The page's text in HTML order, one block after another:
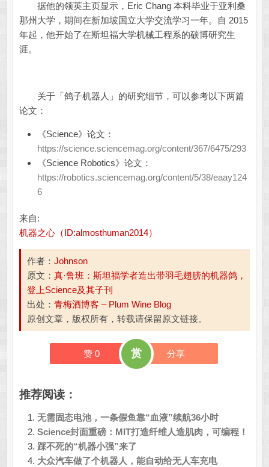
据他的领英主页显示，Eric Chang 本科毕业于亚利桑
那州大学，期间在新加坡国立大学交流学习一年。自 2015
年起，他开始了在斯坦福大学机械工程系的硕博研究生
涯。
关于「鸽子机器人」的研究细节，可以参考以下两篇
论文：
《Science》论文：
https://science.sciencemag.org/content/367/6475/293
《Science Robotics》论文：
https://robotics.sciencemag.org/content/5/38/eaay124
6
来自:
机器之心（ID:almosthuman2014）
作者： Johnson
原文： 真·鲁班：斯坦福学者造出带羽毛翅膀的机器鸽，
登上Science及其子刊
出处： 青梅酒博客 – Plum Wine Blog
原创文章，版权所有，转载请保留原文链接。
赞 0 赏 分享
推荐阅读：
无需固态电池，一条假鱼靠“血液”续航36小时
Science封面重磅：MIT打造纤维人造肌肉，可编程！
踩不死的“机器小强”来了
大众汽车做了个机器人，能自动给无人车充电